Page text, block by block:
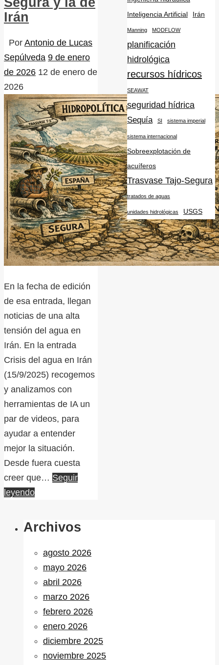
Irán
Por Antonio de Lucas
Sepúlveda 9 de enero
de 2026 12 de enero de
2026
En la fecha de edición
de esa entrada, llegan
noticias de una alta
tensión del agua en
Irán. En la entrada
Crisis del agua en Irán
(15/9/2025) recogemos
y analizamos con
herramientas de IA un
par de videos, para
ayudar a entender
mejor la situación.
Desde fuera cuesta
creer que… Seguir
leyendo
Inteligencia Artificial
Irán
Manning MODFLOW
planificación
hidrológica
recursos hídricos
SEAWAT
seguridad hídrica
Sequía SI sistema imperial
sistema internacional
Sobreexplotación de
acuíferos
Trasvase Tajo-Segura
tratados de aguas
unidades hidrológicas USGS
Archivos
agosto 2026
mayo 2026
abril 2026
marzo 2026
febrero 2026
enero 2026
diciembre 2025
noviembre 2025